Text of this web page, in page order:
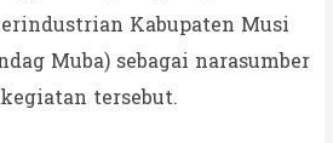
Kabupaten Musi
Muba) sebagai narasumber
tersebut.